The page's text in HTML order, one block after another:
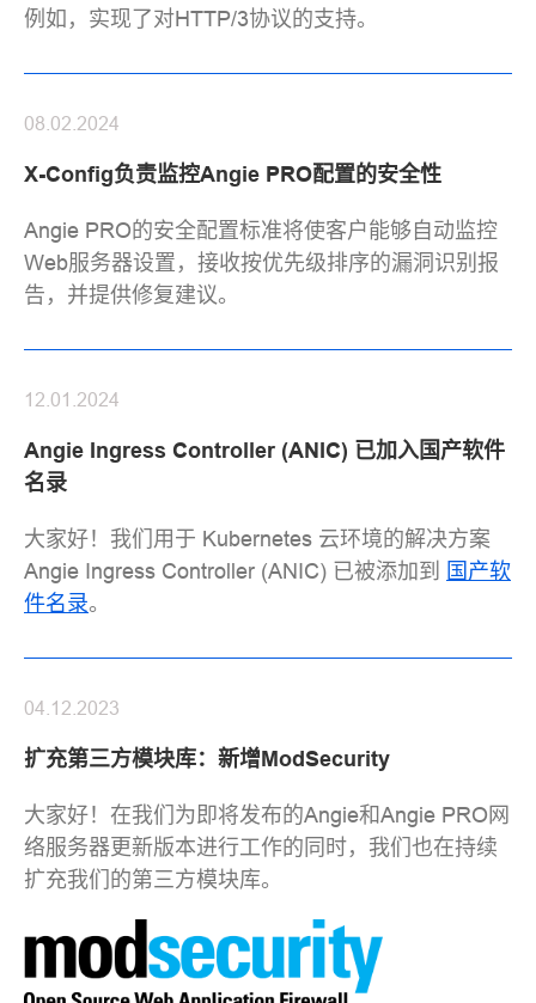
例如，实现了对HTTP/3协议的支持。
X-Config负责监控Angie PRO配置的安全性
08.02.2024
Angie PRO的安全配置标准将使客户能够自动监控
Web服务器设置，接收按优先级排序的漏洞识别报
告，并提供修复建议。
Angie Ingress Controller (ANIC) 已加入国产软件
名录
12.01.2024
大家好！我们用于 Kubernetes 云环境的解决方案
Angie Ingress Controller (ANIC) 已被添加到
国产软
件名录。
扩充第三方模块库：新增ModSecurity
04.12.2023
大家好！在我们为即将发布的Angie和Angie PRO网
络服务器更新版本进行工作的同时，我们也在持续
扩充我们的第三方模块库。